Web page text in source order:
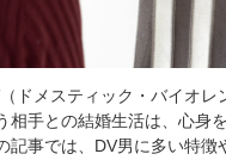
ドメスティック・バイオ
手との結婚生活は、心身
事では、DV男に多い特